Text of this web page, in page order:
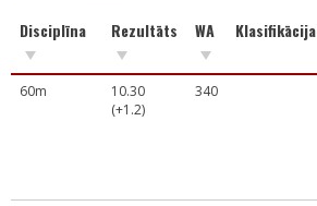
Disciplīna Rezultāts WA Klasifikācija
60m
10.30
(+1.2)
340